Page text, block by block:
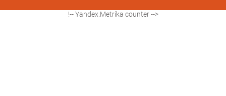
!-- Yandex.Metrika counter -->